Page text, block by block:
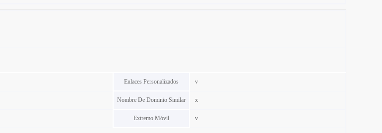
Enlaces Personalizados v
Nombre De Dominio Similar x
Extremo Móvil v